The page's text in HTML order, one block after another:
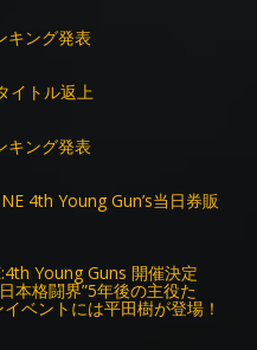
キング発表
イトル返上
キング発表
4th Young Gun’s当日券販
Young Guns 開催決定
本格闘界”5年後の主役た
ベントには平田樹が登場！